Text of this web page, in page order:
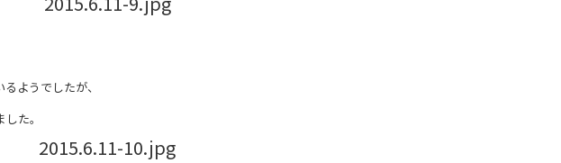
ようでしたが、
た。